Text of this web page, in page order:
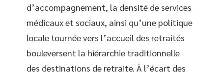
d’accompagnement, la densité de services
médicaux et sociaux, ainsi qu’une politique
locale tournée vers l’accueil des retraités
bouleversent la hiérarchie traditionnelle
des destinations de retraite. À l’écart des